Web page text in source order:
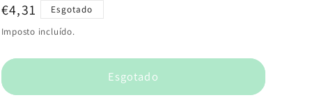
Preço
normal
€4,31
Esgotado
Imposto incluído.
Esgotado